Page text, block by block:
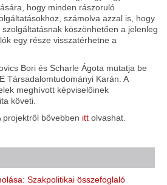
hogy minden rászoruló
számolva azzal is, hogy
köszönhetően a jelenleg
egy része visszatérhetne a
Bori és Scharle Ágota mutatja be
Társadalomtudományi Karán. A
meghívott képviselőinek
követi.
projektről bővebben itt olvashat.
Szakpolitikai összefoglaló